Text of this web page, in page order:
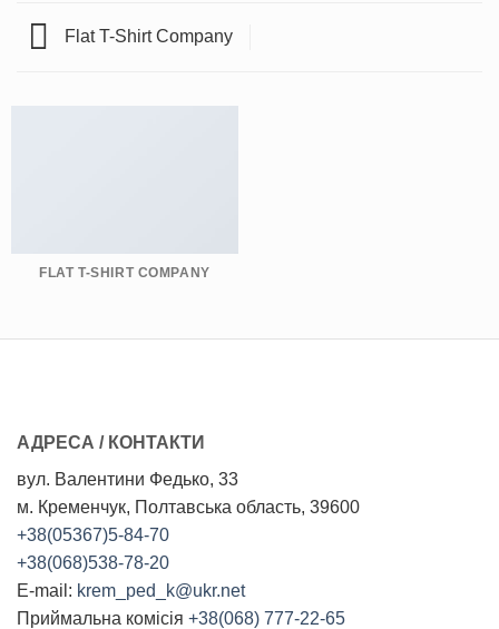
Flat T-Shirt Company
FLAT T-SHIRT COMPANY
АДРЕСА / КОНТАКТИ
вул. Валентини Федько, 33
м. Кременчук, Полтавська область, 39600
+38(05367)5-84-70
+38(068)538-78-20
E-mail: krem_ped_k@ukr.net
Приймальна комісія +38(068) 777-22-65